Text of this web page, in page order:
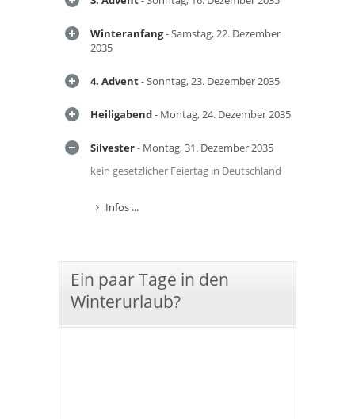
Winteranfang- Samstag, 22. Dezember
2035
4. Advent- Sonntag, 23. Dezember 2035
Heiligabend- Montag, 24. Dezember 2035
Silvester- Montag, 31. Dezember 2035
kein gesetzlicher Feiertag in Deutschland
Infos ...
Ein paar Tage in den
Winterurlaub?